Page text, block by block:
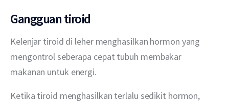
Gangguan tiroid
Kelenjar tiroid di leher menghasilkan hormon yang
mengontrol seberapa cepat tubuh membakar
makanan untuk energi.
Ketika tiroid menghasilkan terlalu sedikit hormon,